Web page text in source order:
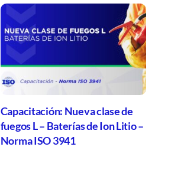
Capacitación: Nueva clase de
fuegos L – Baterías de Ion Litio –
Norma ISO 3941